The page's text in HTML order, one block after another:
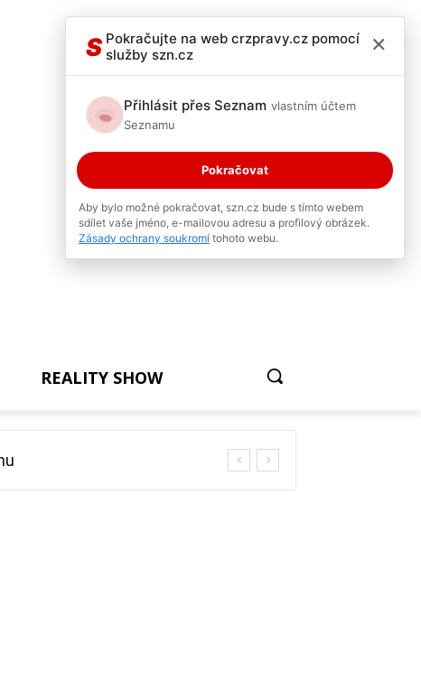
REALITY SHOW
S Pokračujte na web crzpravy.cz pomocí
služby szn.cz
×
Přihlásit přes Seznam vlastním účtem
Seznamu
Pokračovat
Aby bylo možné pokračovat, szn.cz bude s tímto webem
sdílet vaše jméno, e-mailovou adresu a profilový obrázek.
Zásady ochrany soukromí tohoto webu.